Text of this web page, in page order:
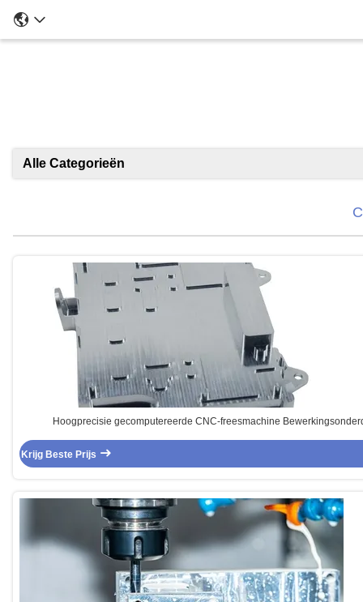
Alle Categorieën
Hoogprecisie gecomputereerde CNC-freesmachine
Krijg Beste Prijs